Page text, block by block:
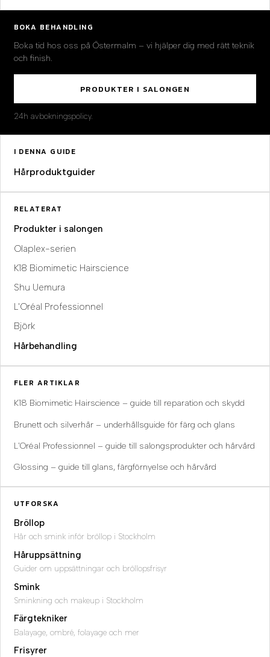
BOKA BEHANDLING
Boka tid hos oss på Östermalm – vi hjälper dig med rätt teknik
och finish.
PRODUKTER I SALONGEN
24h avbokningspolicy.
I DENNA GUIDE
Hårproduktguider
RELATERAT
Produkter i salongen
Olaplex-serien
K18 Biomimetic Hairscience
Shu Uemura
L'Oréal Professionnel
Björk
Hårbehandling
FLER ARTIKLAR
K18 Biomimetic Hairscience – guide till reparation och skydd
Brunett och silverhår – underhållsguide för färg och glans
L'Oréal Professionnel – guide till salongsprodukter och hårvård
Glossing – guide till glans, färgförnyelse och hårvård
UTFORSKA
Bröllop
Hår och smink inför bröllop i Stockholm
Håruppsättning
Guider om uppsättningar och bröllopsfrisyr
Smink
Sminkning och makeup i Stockholm
Färgtekniker
Balayage, ombré, folayage och mer
Frisyrer